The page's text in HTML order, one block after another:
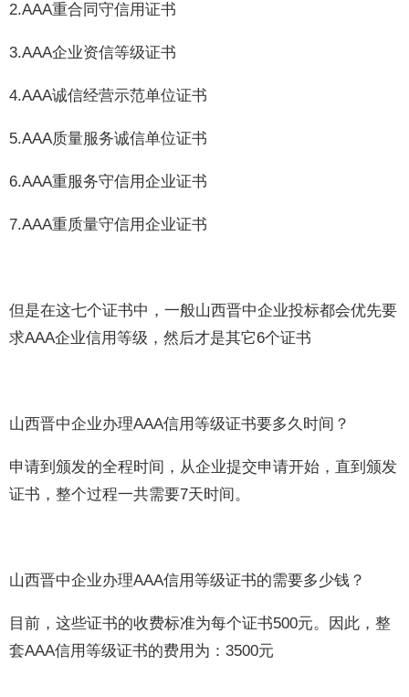
2.AAA重合同守信用证书
3.AAA企业资信等级证书
4.AAA诚信经营示范单位证书
5.AAA质量服务诚信单位证书
6.AAA重服务守信用企业证书
7.AAA重质量守信用企业证书
但是在这七个证书中，一般山西晋中企业投标都会优先要
求AAA企业信用等级，然后才是其它6个证书
山西晋中企业办理AAA信用等级证书要多久时间？
申请到颁发的全程时间，从企业提交申请开始，直到颁发
证书，整个过程一共需要7天时间。
山西晋中企业办理AAA信用等级证书的需要多少钱？
目前，这些证书的收费标准为每个证书500元。因此，整
套AAA信用等级证书的费用为：3500元